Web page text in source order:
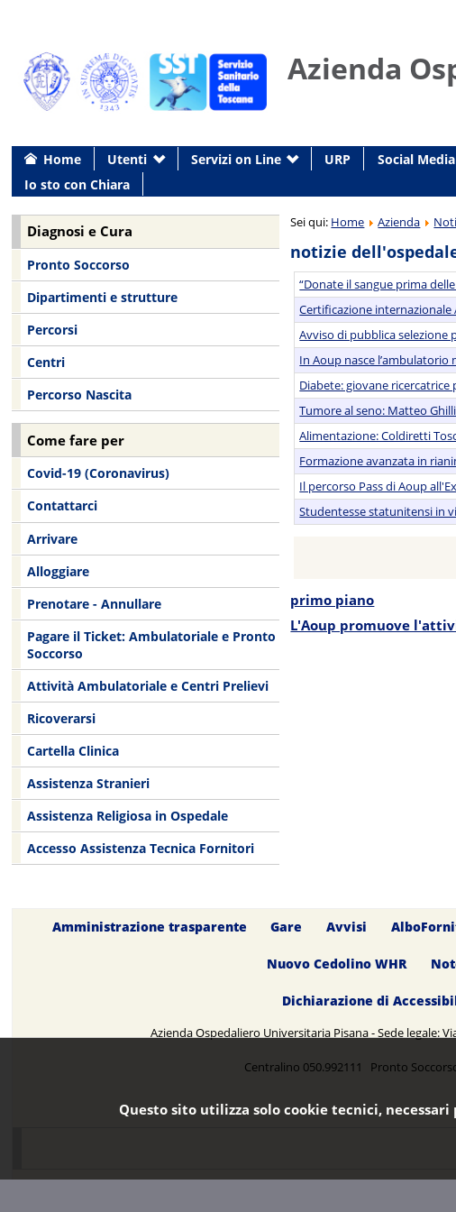
Azienda
Home Utenti Servizi on Line URP Social
Io sto con Chiara
Sei qui: Home Azienda
notizie
“Donate il sangue prima
Certificazione internazionale
Avviso di pubblica selezione
In Aoup nasce
Diabete: giovane
Tumore al seno: Matteo
Alimentazione: Coldiretti
Formazione avanzata in
Il percorso Pass di Aoup
Studentesse statunitensi in
primo piano
L'Aoup promuove
Diagnosi e Cura
Pronto Soccorso
Dipartimenti e strutture
Percorsi
Centri
Percorso Nascita
Come fare per
Covid-19 (Coronavirus)
Contattarci
Arrivare
Alloggiare
Prenotare - Annullare
Pagare il Ticket: Ambulatoriale e Pronto
Soccorso
Attività Ambulatoriale e Centri Prelievi
Ricoverarsi
Cartella Clinica
Assistenza Stranieri
Assistenza Religiosa in Ospedale
Accesso Assistenza Tecnica Fornitori
Amministrazione trasparente Gare Avvisi
Nuovo Cedolino WHR
Dichiarazione di
Azienda Ospedaliero Universitaria Pisana - Sede legale:
Centralino 050.992111 Pronto
Questo sito utilizza solo cookie tecnici,